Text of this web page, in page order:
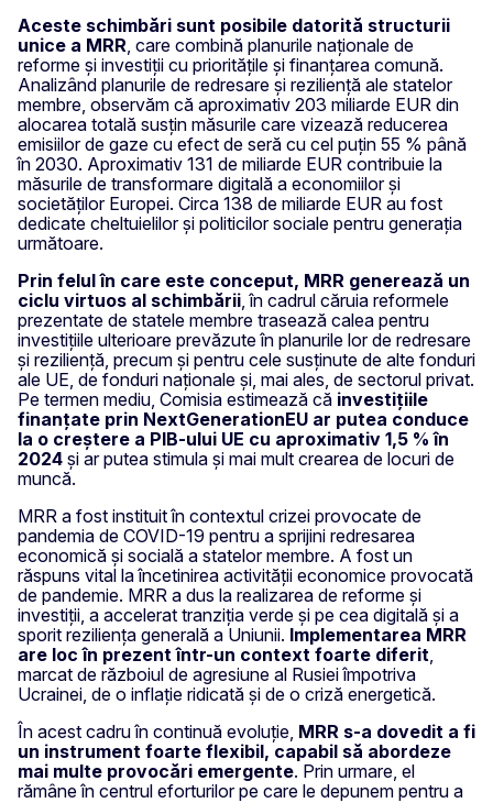
Aceste schimbări sunt posibile datorită structurii
unice a MRR , care combină planurile naționale de
reforme și investiții cu prioritățile și finanțarea comună.
Analizând planurile de redresare și reziliență ale statelor
membre, observăm că aproximativ 203 miliarde EUR din
alocarea totală susțin măsurile care vizează reducerea
emisiilor de gaze cu efect de seră cu cel puțin 55 % până
în 2030. Aproximativ 131 de miliarde EUR contribuie la
măsurile de transformare digitală a economiilor și
societăților Europei. Circa 138 de miliarde EUR au fost
dedicate cheltuielilor și politicilor sociale pentru generația
următoare.
Prin felul în care este conceput, MRR generează un
ciclu virtuos al schimbării , în cadrul căruia reformele
prezentate de statele membre trasează calea pentru
investițiile ulterioare prevăzute în planurile lor de redresare
și reziliență, precum și pentru cele susținute de alte fonduri
ale UE, de fonduri naționale și, mai ales, de sectorul privat.
Pe termen mediu, Comisia estimează că investițiile
finanțate prin NextGenerationEU ar putea conduce
la o creștere a PIB-ului UE cu aproximativ 1,5 % în
2024 și ar putea stimula și mai mult crearea de locuri de
muncă.
MRR a fost instituit în contextul crizei provocate de
pandemia de COVID-19 pentru a sprijini redresarea
economică și socială a statelor membre. A fost un
răspuns vital la încetinirea activității economice provocată
de pandemie. MRR a dus la realizarea de reforme și
investiții, a accelerat tranziția verde și pe cea digitală și a
sporit reziliența generală a Uniunii. Implementarea MRR
are loc în prezent într-un context foarte diferit
marcat de războiul de agresiune al Rusiei împotriva
Ucrainei, de o inflație ridicată și de o criză energetică.
În acest cadru în continuă evoluție, MRR s-a dovedit a fi
un instrument foarte flexibil, capabil să abordeze
mai multe provocări emergente. Prin urmare, el
rămâne în centrul eforturilor pe care le depunem pentru a